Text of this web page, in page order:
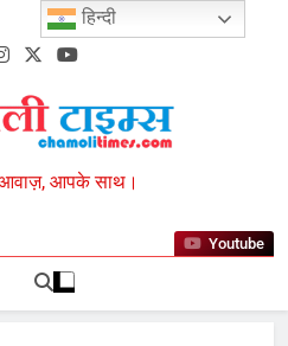
Times
आवाज़, आपके साथ।
Youtube
हिन्दी